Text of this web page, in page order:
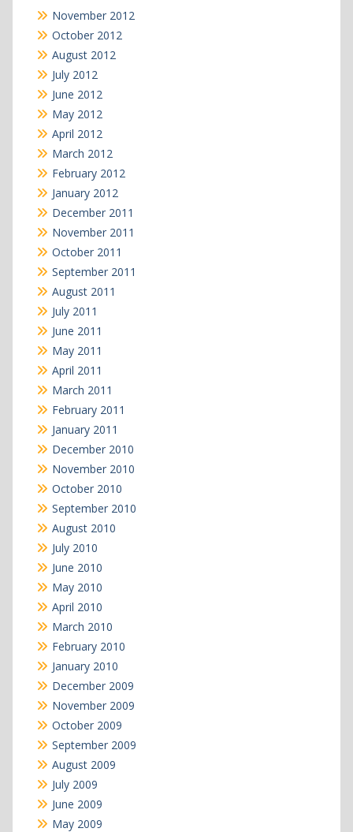
November 2012
October 2012
August 2012
July 2012
June 2012
May 2012
April 2012
March 2012
February 2012
January 2012
December 2011
November 2011
October 2011
September 2011
August 2011
July 2011
June 2011
May 2011
April 2011
March 2011
February 2011
January 2011
December 2010
November 2010
October 2010
September 2010
August 2010
July 2010
June 2010
May 2010
April 2010
March 2010
February 2010
January 2010
December 2009
November 2009
October 2009
September 2009
August 2009
July 2009
June 2009
May 2009